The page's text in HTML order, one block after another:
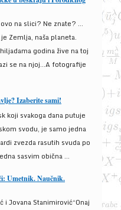
na slici? Ne znate? …
Zemlja, naša planeta.
godina žive na toj
se na njoj…A fotografije
Izaberite sami!
koji svakoga dana putuje
svodu, je samo jedna
zvezda rasutih svuda po
sasvim obična ...
Umetnik. Naučnik.
i Jovana Stanimirović“Onaj